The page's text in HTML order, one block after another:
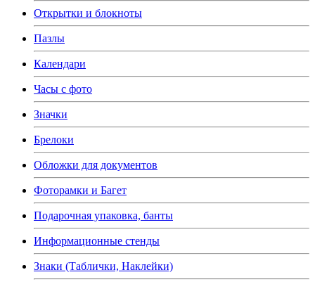
Открытки и блокноты
Пазлы
Календари
Часы с фото
Значки
Брелоки
Обложки для документов
Фоторамки и Багет
Подарочная упаковка, банты
Информационные стенды
Знаки (Таблички, Наклейки)